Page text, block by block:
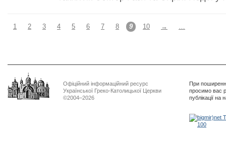
1 2 3 4 5 6 7 8 9 10 → …
Офіційний інформаційний ресурс
Української Греко-Католицької Церкви
©2004–2026
При
просимо вас
публікації на